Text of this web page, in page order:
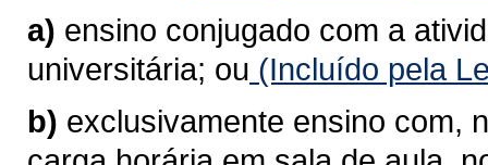
a) ensino conjugado com a
universitária; ou (Incluído pela
b) exclusivamente ensino com,